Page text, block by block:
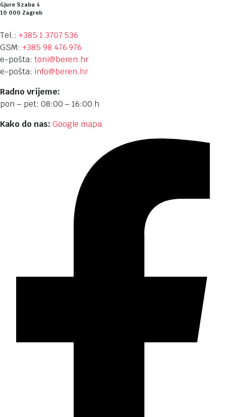
Gjure Szaba 4
10 000 Zagreb
Tel.: +385 1 3707 536
GSM: +385 98 476 976
e-pošta: toni@beren.hr
e-pošta: info@beren.hr
Radno vrijeme:
pon – pet: 08:00 – 16:00 h
Kako do nas: Google mapa